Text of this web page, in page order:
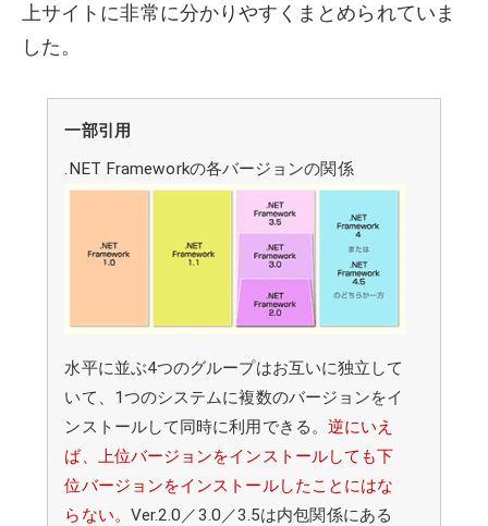
上サイトに非常に分かりやすくまとめられていま
した。
一部引用
.NET Frameworkの各バージョンの関係
水平に並ぶ4つのグループはお互いに独立して
いて、1つのシステムに複数のバージョンをイ
ンストールして同時に利用できる。 逆にいえ
ば、上位バージョンをインストールしても下
位バージョンをインストールしたことにはな
らない。 Ver.2.0／3.0／3.5は内包関係にある